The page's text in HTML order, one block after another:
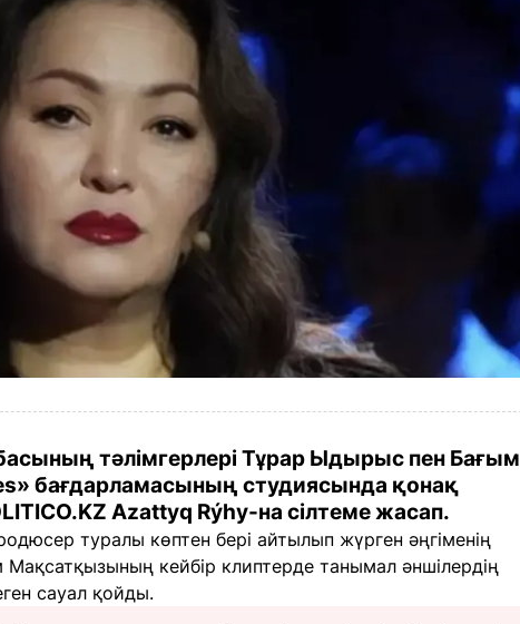
тәлімгерлері Тұрар Ыдырыс пен Бағым
бағдарламасының студиясында қонақ
Azattyq Rýhy-на сілтеме жасап.
туралы көптен бері айтылып жүрген әңгіменің
кейбір клиптерде танымал әншілердің
сауал қойды.